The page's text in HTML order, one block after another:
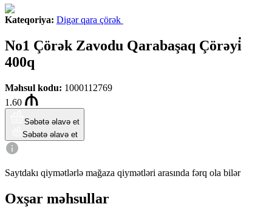
Kateqoriya: Digər qara çörək
No1 Çörək Zavodu Qarabaşaq Çörəyi̇
400q
Məhsul kodu: 1000112769
1.60
Səbətə əlavə et
Səbətə əlavə et
Saytdakı qiymətlərlə mağaza qiymətləri arasında fərq ola bilər
Oxşar məhsullar